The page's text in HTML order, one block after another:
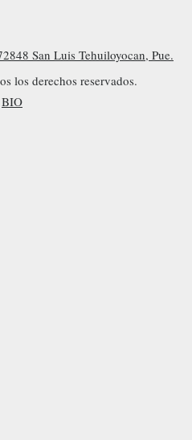
San Luis Tehuiloyocan, Pue.
los derechos reservados.
BIO